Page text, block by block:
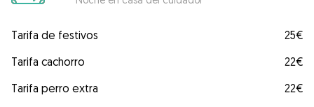
Tarifa de festivos
25€
Tarifa cachorro
22€
Tarifa perro extra
22€